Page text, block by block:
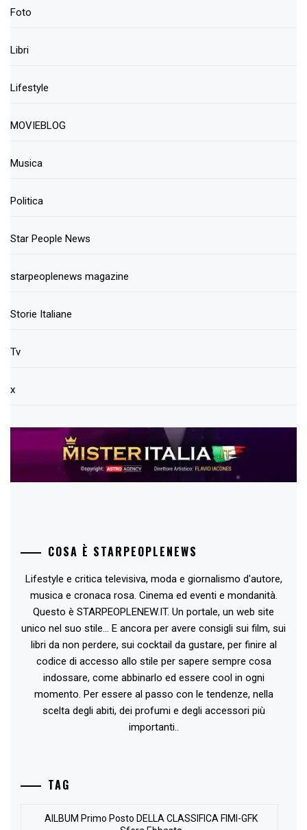
Foto
Libri
Lifestyle
MOVIEBLOG
Musica
Politica
Star People News
starpeoplenews magazine
Storie Italiane
Tv
x
COSA È STARPEOPLENEWS
Lifestyle e critica televisiva, moda e giornalismo d'autore,
musica e cronaca rosa. Cinema ed eventi e mondanità.
Questo è STARPEOPLENEW.IT. Un portale, un web site
unico nel suo stile... E ancora per avere consigli sui film, sui
libri da non perdere, sui cocktail da gustare, per finire al
codice di accesso allo stile per sapere sempre cosa
indossare, come abbinarlo ed essere cool in ogni
momento. Per essere al passo con le tendenze, nella
scelta degli abiti, dei profumi e degli accessori più
importanti..
TAG
AlLBUM Primo Posto DELLA CLASSIFICA FIMI-GFK